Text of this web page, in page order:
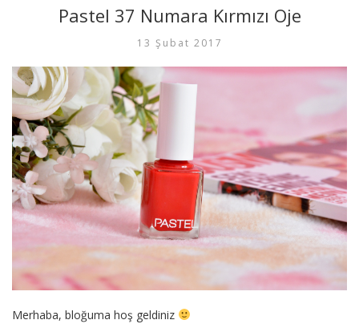
Pastel 37 Numara Kırmızı Oje
13 Şubat 2017
Merhaba, bloğuma hoş geldiniz